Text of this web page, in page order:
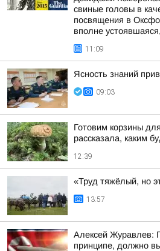
свиные головы в
посвящения в
вполне
11:09
Ясность знаний
09:03
Готовим корзины
рассказала, каким
12:39
«Труд тяжёлый, но
13:57
Алексей Журавлев:
принципе, должно